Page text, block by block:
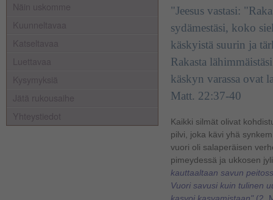
"Jeesus vastasi:
sydämestäsi, koko
käskyistä suurin ja
Rakasta
käskyn varassa ovat
Matt. 22:37-40
Kaikki silmät olivat
pilvi, joka kävi yhä
vuori oli salaperäisen
pimeydessä ja ukkosen
kauttaaltaan savun
Vuori savusi kuin tulinen